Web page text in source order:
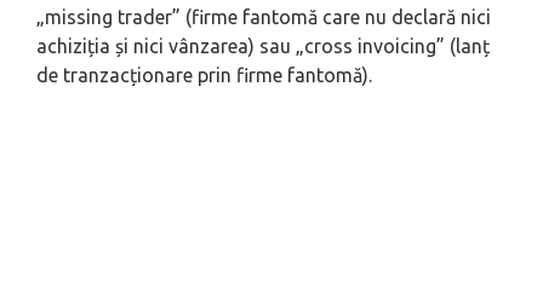
„missing trader” (firme fantomă care nu declară nici
achiziția și nici vânzarea) sau „cross invoicing” (lanț
de tranzacționare prin firme fantomă).